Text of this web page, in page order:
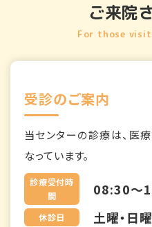
ご来院
For those
受診のご案内
当センターの診療は、医
なっています。
診療受付時
間
08:30～
休診日 土曜・日